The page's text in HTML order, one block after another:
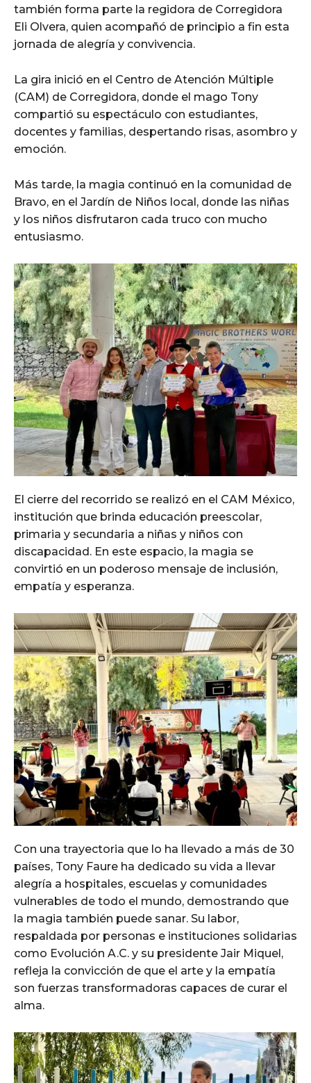
también forma parte la regidora de Corregidora
Eli Olvera, quien acompañó de principio a fin esta
jornada de alegría y convivencia.
La gira inició en el Centro de Atención Múltiple
(CAM) de Corregidora, donde el mago Tony
compartió su espectáculo con estudiantes,
docentes y familias, despertando risas, asombro y
emoción.
Más tarde, la magia continuó en la comunidad de
Bravo, en el Jardín de Niños local, donde las niñas
y los niños disfrutaron cada truco con mucho
entusiasmo.
El cierre del recorrido se realizó en el CAM México,
institución que brinda educación preescolar,
primaria y secundaria a niñas y niños con
discapacidad. En este espacio, la magia se
convirtió en un poderoso mensaje de inclusión,
empatía y esperanza.
Con una trayectoria que lo ha llevado a más de 30
países, Tony Faure ha dedicado su vida a llevar
alegría a hospitales, escuelas y comunidades
vulnerables de todo el mundo, demostrando que
la magia también puede sanar. Su labor,
respaldada por personas e instituciones solidarias
como Evolución A.C. y su presidente Jair Miquel,
refleja la convicción de que el arte y la empatía
son fuerzas transformadoras capaces de curar el
alma.